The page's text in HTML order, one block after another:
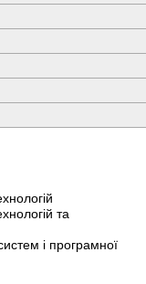
та
і програмної